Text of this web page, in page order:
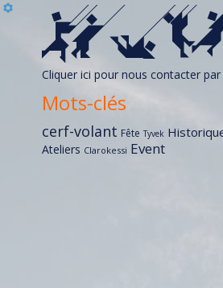
Cliquer ici pour nous contacter par
Mots-clés
cerf-volant Fête Tyvek
Ateliers Clarokessi Event